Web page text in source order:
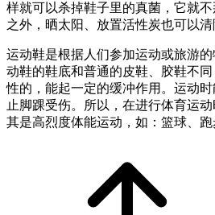
样就可以杀掉鞋子里的真菌，它就
之外，晒太阳、放置活性炭也可以清
运动鞋是根据人们参加运动或旅游
动鞋的鞋底和普通的皮鞋、胶鞋不
性的，能起一定的缓冲作用。运动
止脚踝受伤。所以，在进行体育运
其是高烈度体能运动，如：篮球、跑